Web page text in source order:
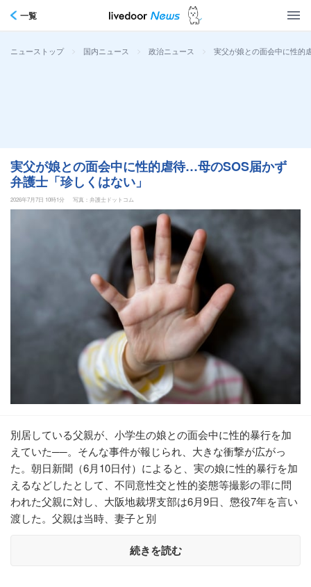
一覧
ニューストップ > 国内ニュース > 政治ニュース > 実父が娘との面会中に性的
実父が娘との面会中に性的虐待…母のSOS届かず
弁護士「珍しくはない」
2026年7月7日 10時1分 写真：弁護士ドットコム
別居している父親が、小学生の娘との面会中に性的暴行を加
えていた──。そんな事件が報じられ、大きな衝撃が広がっ
た。朝日新聞（6月10日付）によると、実の娘に性的暴行を加
えるなどしたとして、不同意性交と性的姿態等撮影の罪に問
われた父親に対し、大阪地裁堺支部は6月9日、懲役7年を言い
渡した。父親は当時、妻子と別
続きを読む